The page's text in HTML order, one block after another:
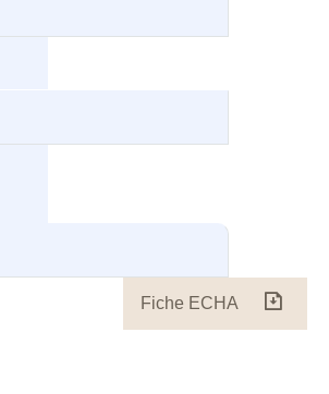
Fiche ECHA